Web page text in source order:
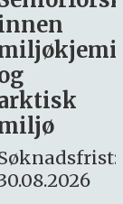
fast
august.